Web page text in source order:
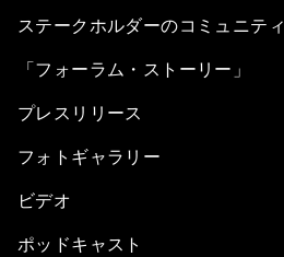
ステークホルダーのコミュニティ
「フォーラム・ストーリー」
プレスリリース
フォトギャラリー
ビデオ
ポッドキャスト